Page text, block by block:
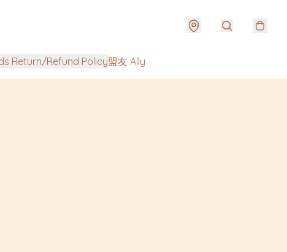
Return/Refund Policy盟友 Ally